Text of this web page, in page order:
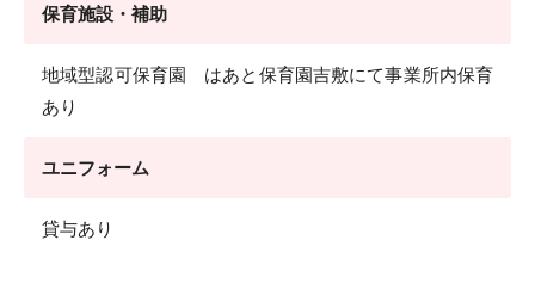
保育施設・補助
地域型認可保育園 はあと保育園吉敷にて事業所内保育
あり
ユニフォーム
貸与あり